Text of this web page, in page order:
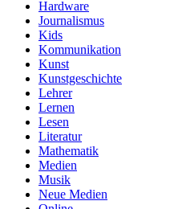
Hardware
Journalismus
Kids
Kommunikation
Kunst
Kunstgeschichte
Lehrer
Lernen
Lesen
Literatur
Mathematik
Medien
Musik
Neue Medien